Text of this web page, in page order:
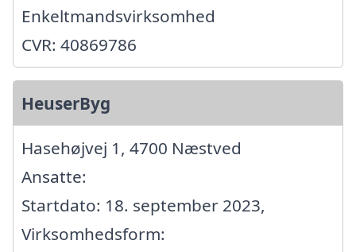
Enkeltmandsvirksomhed
CVR: 40869786
HeuserByg
Hasehøjvej 1, 4700 Næstved
Ansatte:
Startdato: 18. september 2023,
Virksomhedsform: